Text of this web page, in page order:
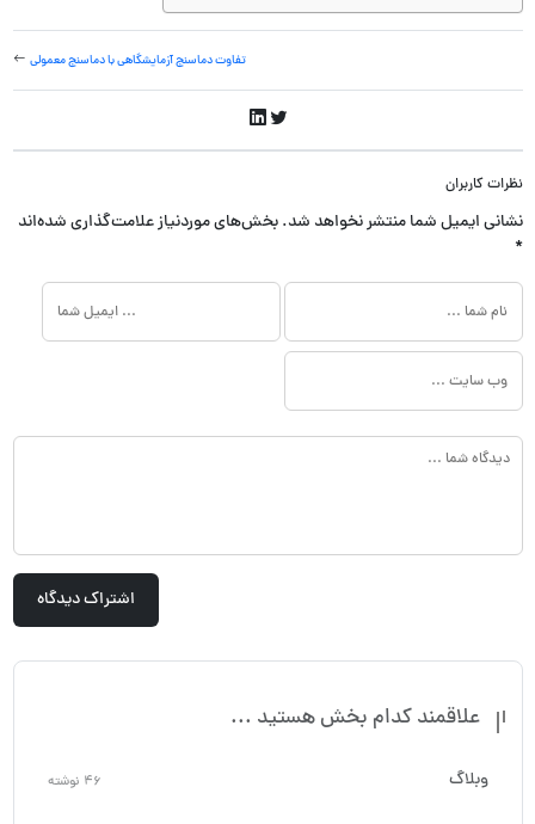
تفاوت دماسنج آزمایشگاهی با دماسنج معمولی
نظرات کاربران
نشانی ایمیل شما منتشر نخواهد شد. بخش‌های موردنیاز علامت‌گذاری شده‌اند
*
علاقمند کدام بخش هستید ...
وبلاگ 46 نوشته